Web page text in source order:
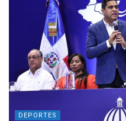
DEPORTES